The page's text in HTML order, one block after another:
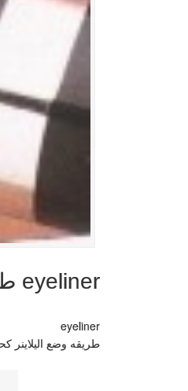
eyeliner طريقه وضع اليلاينر كحل العيون بالفيديو شرح كامل لخطوات وضع مكايج العين
eyeliner
طريقه وضع اليلاينر